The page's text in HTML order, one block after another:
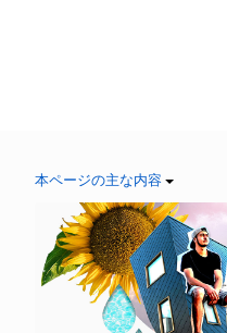
本ページの主な内容